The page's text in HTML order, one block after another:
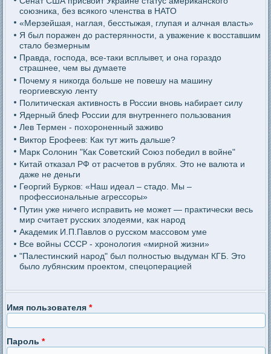
союзника, без всякого членства в НАТО
«Мерзейшая, наглая, бесстыжая, глупая и алчная власть»
Я был поражен до растерянности, а уважение к восставшим
стало безмерным
Правда, господа, все-таки всплывет, и она гораздо
страшнее, чем вы думаете
Почему я никогда больше не повешу на машину
георгиевскую ленту
Политическая активность в России вновь набирает силу
Ядерный блеф России для внутреннего пользования
Лев Термен - похороненный заживо
Виктор Ерофеев: Как тут жить дальше?
Марк Солонин "Как Советский Союз победил в войне"
Китай отказал РФ от расчетов в рублях. Это не валюта и
даже не деньги
Георгий Бурков: «Наш идеал – стадо. Мы –
профессиональные агрессоры»
Путин уже ничего исправить не может — практически весь
мир считает русских злодеями, как народ
Академик И.П.Павлов о русском массовом уме
Все войны СССР - хронология «мирной жизни»
"Палестинский народ" был полностью выдуман КГБ. Это
было лубянским проектом, спецоперацией
Имя пользователя*
Пароль*